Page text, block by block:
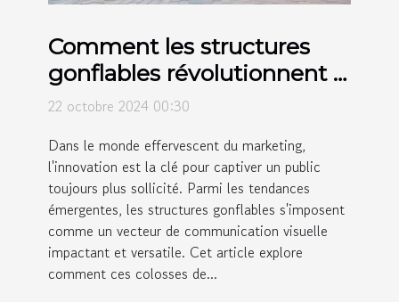
Comment les structures
gonflables révolutionnent la
publicité moderne
22 octobre 2024 00:30
Dans le monde effervescent du marketing,
l'innovation est la clé pour captiver un public
toujours plus sollicité. Parmi les tendances
émergentes, les structures gonflables s'imposent
comme un vecteur de communication visuelle
impactant et versatile. Cet article explore
comment ces colosses de...